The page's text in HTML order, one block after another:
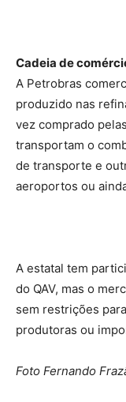
Cadeia de
A Petrobras
produzido nas
vez comprado
transportam o
de transporte e
aeroportos ou
A estatal tem
do QAV, mas o
sem restrições
produtoras ou
Foto Fernando